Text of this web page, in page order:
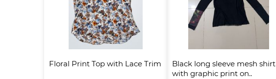
Floral Print Top with Lace Trim
Black long sleeve mesh shirt
with graphic print on..